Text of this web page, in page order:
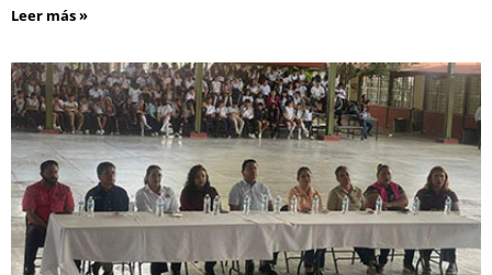
Leer más »